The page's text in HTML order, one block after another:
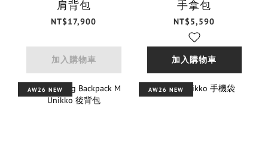
肩背包
NT$17,900
加入購物車
手拿包
NT$5,590
加入購物車
AW26 NEW AW26 NEW